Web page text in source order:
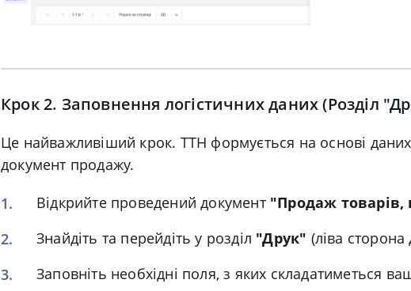
Крок 2. Заповнення логістичних даних (Розділ
Це найважливіший крок. ТТН формується на основі
документ продажу.
Відкрийте проведений документ "Продаж товарів,
Знайдіть та перейдіть у розділ "Друк" (ліва
Заповніть необхідні поля, з яких складатиметься